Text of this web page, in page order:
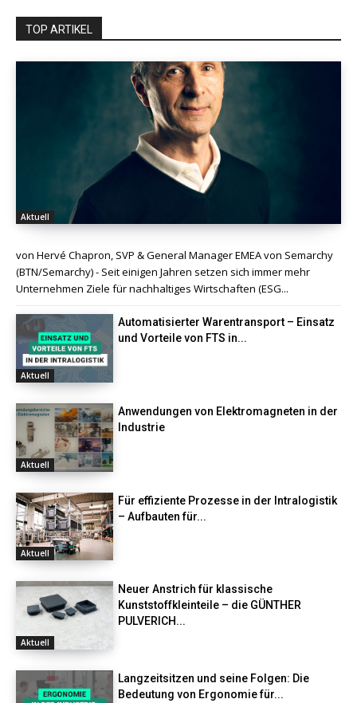
TOP ARTIKEL
Aktuell
von Hervé Chapron, SVP & General Manager EMEA von Semarchy
(BTN/Semarchy) - Seit einigen Jahren setzen sich immer mehr
Unternehmen Ziele für nachhaltiges Wirtschaften (ESG...
Aktuell
Automatisierter Warentransport – Einsatz
und Vorteile von FTS in...
Aktuell
Anwendungen von Elektromagneten in der
Industrie
Aktuell
Für effiziente Prozesse in der Intralogistik
– Aufbauten für...
Aktuell
Neuer Anstrich für klassische
Kunststoffkleinteile – die GÜNTHER
PULVERICH...
Langzeitsitzen und seine Folgen: Die
Bedeutung von Ergonomie für...